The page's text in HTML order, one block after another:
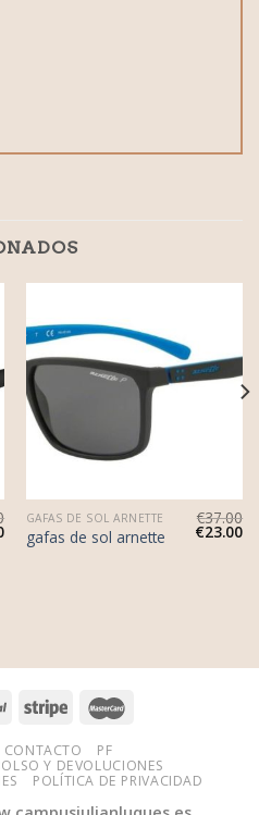
GAFAS DE SOL ARNETTE
gafas de sol arnette
€37.00
€23.00
CONTACTO
PF
Y DEVOLUCIONES
POLÍTICA DE PRIVACIDAD